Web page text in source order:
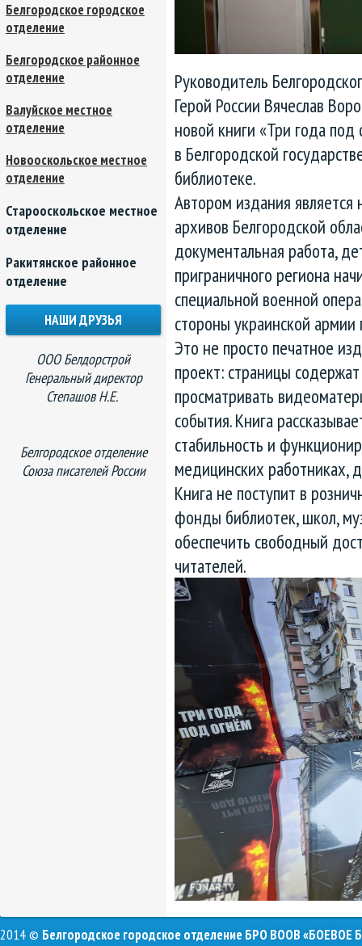
Руководитель
Герой России Вячеслав
новой книги «Три года
в Белгородской
библиотеке.
Автором издания является
архивов Белгородской
документальная работа,
приграничного региона
специальной военной
стороны украинской
Это не просто печатное
проект: страницы
просматривать
события. Книга
стабильность и
медицинских работниках,
Книга не поступит в
фонды библиотек, школ,
обеспечить свободный
читателей.
Белгородское городское
отделение
Белгородское районное
отделение
Валуйское местное
отделение
Новооскольское местное
отделение
Старооскольское местное
отделение
Ракитянское районное
отделение
НАШИ ДРУЗЬЯ
ООО Белдорстрой
Генеральный директор
Степашов Н.Е.
Белгородское отделение
Союза писателей России
2014 © Белгородское городское отделение БРО ВООВ «БОЕВОЕ